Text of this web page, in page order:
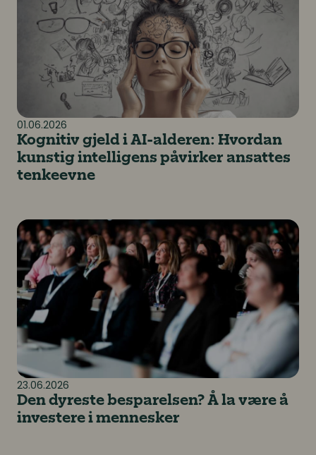
01.06.2026
Kognitiv gjeld i AI-alderen: Hvordan
kunstig intelligens påvirker ansattes
tenkeevne
23.06.2026
Den dyreste besparelsen? Å la være å
investere i mennesker
Den dyreste besparelsen? Å la være å investere i